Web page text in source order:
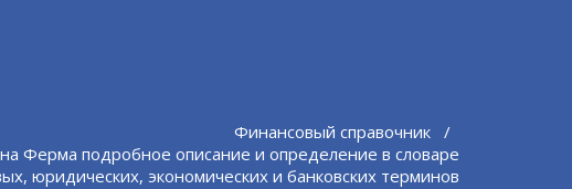
Финансовый справочник /
Ферма подробное описание и определение в словаре
юридических, экономических и банковских терминов